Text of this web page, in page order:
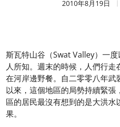
2010年8月19日
斯瓦特山谷（Swat Valley）一
人所知。週末的時候，人們行走
在河岸邊野餐。自二零零八年武
以來，這個地區的局勢持續緊
區的居民最沒有想到的是大洪
果。